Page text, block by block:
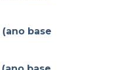
(ano base